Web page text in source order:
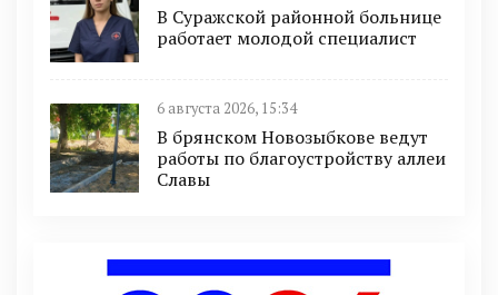
В Суражской районной больнице
работает молодой специалист
6 августа 2026, 15:34
В брянском Новозыбкове ведут
работы по благоустройству аллеи
Славы